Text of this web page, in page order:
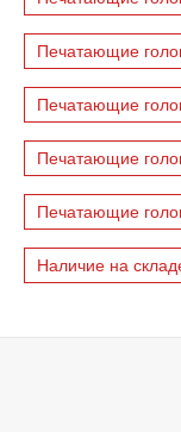
Печатающие
Печатающие
Печатающие
Печатающие
Наличие на